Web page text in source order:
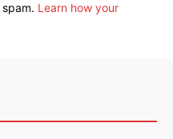
Learn how your